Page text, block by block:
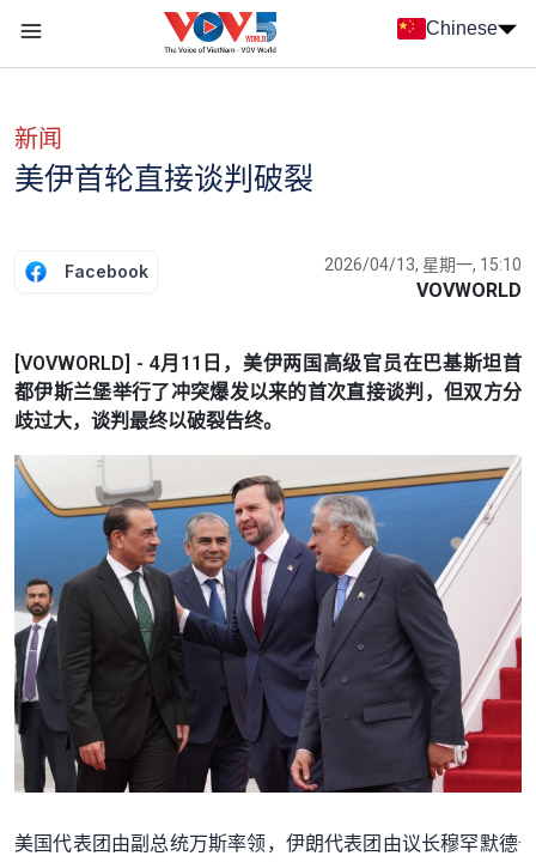
Chinese
新闻
美伊首轮直接谈判破裂
Facebook 2026/04/13, 星期一, 15:10
VOVWORLD
[VOVWORLD] - 4月11日，美伊两国高级官员在巴基斯坦首
都伊斯兰堡举行了冲突爆发以来的首次直接谈判，但双方分
歧过大，谈判最终以破裂告终。
美国代表团由副总统万斯率领，伊朗代表团由议长穆罕默德·